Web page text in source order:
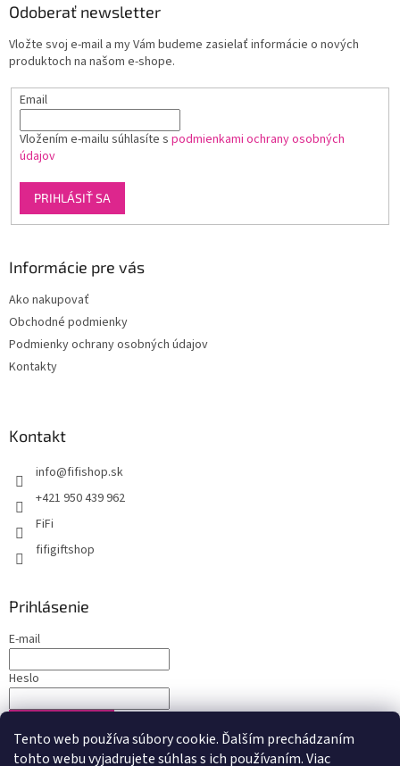
Tento web používa súbory cookie. Ďalším prechádzaním
tohto webu vyjadrujete súhlas s ich používaním. Viac
Odoberať newsletter
Vložte svoj e-mail a my Vám budeme zasielať informácie o nových
produktoch na našom e-shope.
Email
Vložením e-mailu súhlasíte s podmienkami ochrany osobných
údajov
PRIHLÁSIŤ SA
Informácie pre vás
Ako nakupovať
Obchodné podmienky
Podmienky ochrany osobných údajov
Kontakty
Kontakt
info@fifishop.sk
+421 950 439 962
FiFi
fifigiftshop
Prihlásenie
E-mail
Heslo
Nová registráciaZabudnuté heslo